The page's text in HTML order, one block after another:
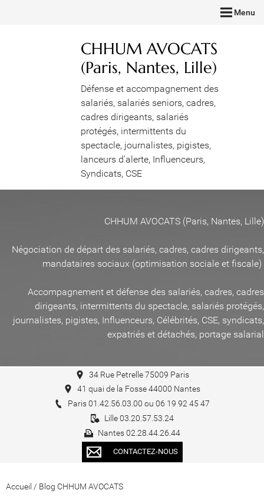
Menu
CHHUM AVOCATS
(Paris, Nantes, Lille)
Défense et accompagnement des
salariés, salariés seniors, cadres,
cadres dirigeants, salariés
protégés, intermittents du
spectacle, journalistes, pigistes,
lanceurs d'alerte, Influenceurs,
Syndicats, CSE
CHHUM AVOCATS (Paris, Nantes, Lille)
Négociation de départ des salariés, cadres, cadres dirigeants,
mandataires sociaux (optimisation sociale et fiscale)
Accompagnement et défense des salariés, cadres, cadres
dirigeants, intermittents du spectacle, salariés protégés,
journalistes, pigistes, Influenceurs, Célébrités, CSE, syndicats,
expatriés et détachés, portage salarial
34 Rue Petrelle 75009 Paris
41 quai de la Fosse 44000 Nantes
Paris 01.42.56.03.00 ou 06 19 92 45 47
Lille 03.20.57.53.24
Nantes 02.28.44.26.44
CONTACTEZ-NOUS
Accueil / Blog CHHUM AVOCATS